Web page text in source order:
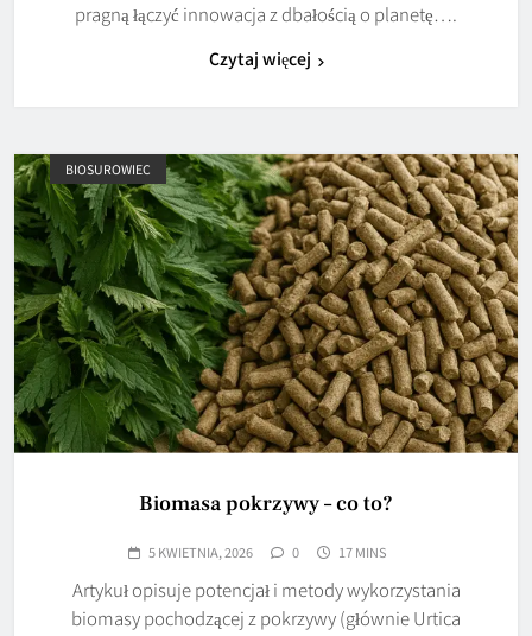
pragną łączyć innowacja z dbałością o planetę….
Czytaj więcej
BIOSUROWIEC
Biomasa pokrzywy – co to?
5 KWIETNIA, 2026 0 17 MINS
Artykuł opisuje potencjał i metody wykorzystania
biomasy pochodzącej z pokrzywy (głównie Urtica